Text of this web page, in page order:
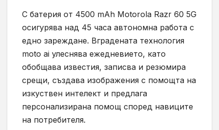
С батерия от 4500 mAh Motorola Razr 60 5G
осигурява над 45 часа автономна работа с
едно зареждане. Вградената технология
moto ai улеснява ежедневието, като
обобщава известия, записва и резюмира
срещи, създава изображения с помощта на
изкуствен интелект и предлага
персонализирана помощ според навиците
на потребителя.